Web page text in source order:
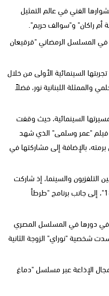
مشوارها الفني في عالم التمثيل
أم راكان" و"سوالف حريم".
في المسلسل الرمضاني "قرقيعان
تجربتها السينمائية الأولى من خلال
اللبنانية نور، فضلاً
مسيرتها السينمائية، حيث وقفت
فيلم "عمر وسلمى" الذي شهد
بالإضافة إلى مشاركتها في
مابين التلفزيون والسينما، إذ شاركت
في فيلم "بحلم يادنيا بجد" و"شارع 18"، إلى جانب برنامج "طرطأ
حمدان في دورها في المسلسل المصري
شخصية "نوراي" الزوجة الثانية
مجال الإذاعة عبر مسلسل "دماغ